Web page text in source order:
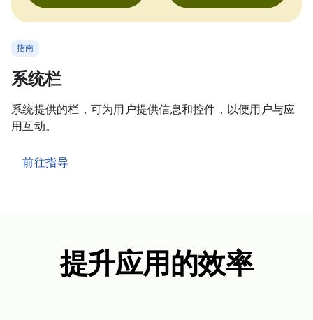
指南
系统栏
系统提供的栏，可为用户提供信息和控件，以便用户与应
用互动。
前往指导
提升应用的效率